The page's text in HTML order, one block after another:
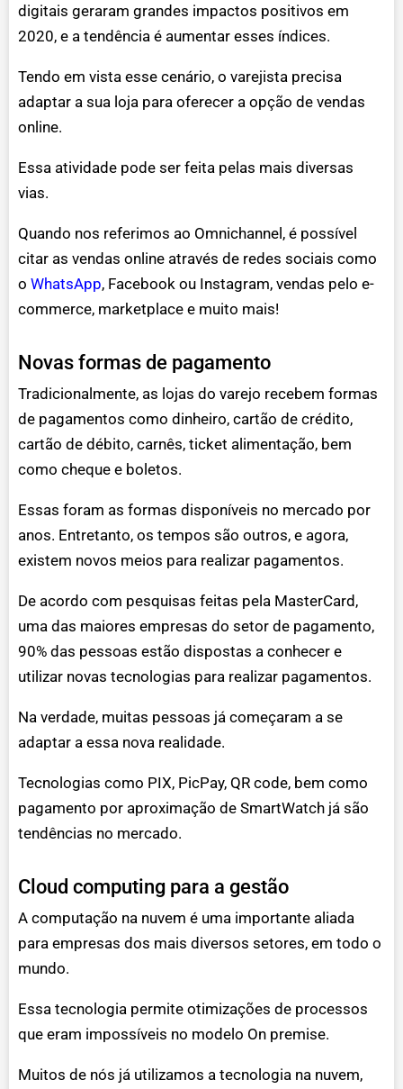
digitais geraram grandes impactos positivos em
2020, e a tendência é aumentar esses índices.
Tendo em vista esse cenário, o varejista precisa
adaptar a sua loja para oferecer a opção de vendas
online.
Essa atividade pode ser feita pelas mais diversas
vias.
Quando nos referimos ao Omnichannel, é possível
citar as vendas online através de redes sociais como
o WhatsApp, Facebook ou Instagram, vendas pelo e-
commerce, marketplace e muito mais!
Novas formas de pagamento
Tradicionalmente, as lojas do varejo recebem formas
de pagamentos como dinheiro, cartão de crédito,
cartão de débito, carnês, ticket alimentação, bem
como cheque e boletos.
Essas foram as formas disponíveis no mercado por
anos. Entretanto, os tempos são outros, e agora,
existem novos meios para realizar pagamentos.
De acordo com pesquisas feitas pela MasterCard,
uma das maiores empresas do setor de pagamento,
90% das pessoas estão dispostas a conhecer e
utilizar novas tecnologias para realizar pagamentos.
Na verdade, muitas pessoas já começaram a se
adaptar a essa nova realidade.
Tecnologias como PIX, PicPay, QR code, bem como
pagamento por aproximação de SmartWatch já são
tendências no mercado.
Cloud computing para a gestão
A computação na nuvem é uma importante aliada
para empresas dos mais diversos setores, em todo o
mundo.
Essa tecnologia permite otimizações de processos
que eram impossíveis no modelo On premise.
Muitos de nós já utilizamos a tecnologia na nuvem,